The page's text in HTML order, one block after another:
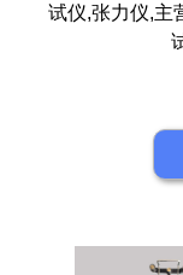
试仪,张力仪,主